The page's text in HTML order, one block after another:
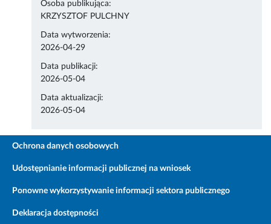
Osoba publikująca:
KRZYSZTOF PULCHNY
Data wytworzenia:
2026-04-29
Data publikacji:
2026-05-04
Data aktualizacji:
2026-05-04
Ochrona danych osobowych
Udostępnianie informacji publicznej na wniosek
Ponowne wykorzystywanie informacji sektora publicznego
Deklaracja dostępności